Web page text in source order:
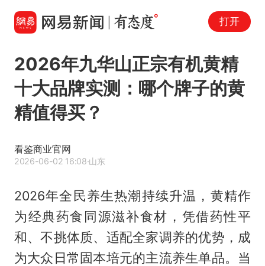
打开
2026年九华山正宗有机黄精
十大品牌实测：哪个牌子的黄
精值得买？
看鉴商业官网
2026-06-02 16:08·山东
2026年全民养生热潮持续升温，黄精作
为经典药食同源滋补食材，凭借药性平
和、不挑体质、适配全家调养的优势，成
为大众日常固本培元的主流养生单品。当